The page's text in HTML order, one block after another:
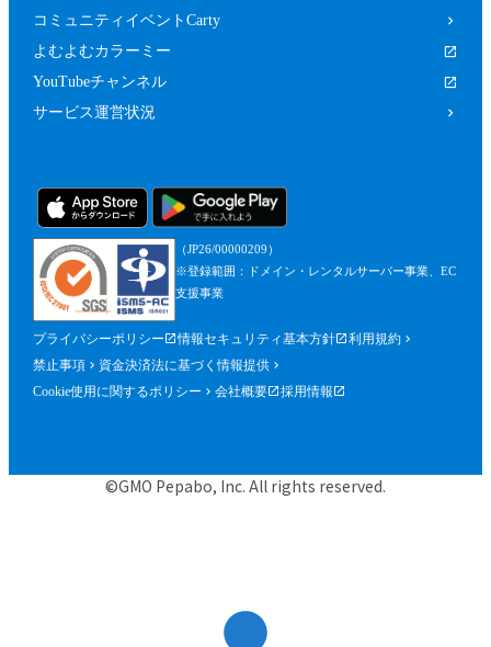
コミュニティイベントCarty
よむよむカラーミー
YouTubeチャンネル
サービス運営状況
（JP26/00000209）
※登録範囲：ドメイン・レンタルサーバー事業、EC
支援事業
プライバシーポリシー 情報セキュリティ基本方針
利用規約
禁止事項
資金決済法に基づく情報提供
Cookie使用に関するポリシー
会社概要 採用情報
©GMO Pepabo, Inc. All rights reserved.